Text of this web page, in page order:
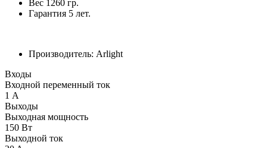
Вес 1260 гр.
Гарантия 5 лет.
Производитель: Arlight
Входы
Входной переменный ток
1 А
Выходы
Выходная мощность
150 Вт
Выходной ток